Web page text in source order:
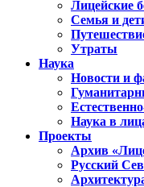
Лицейские
Семья и
Утраты
Наука
Новости и
Наука в
Проекты
Архив
Русский